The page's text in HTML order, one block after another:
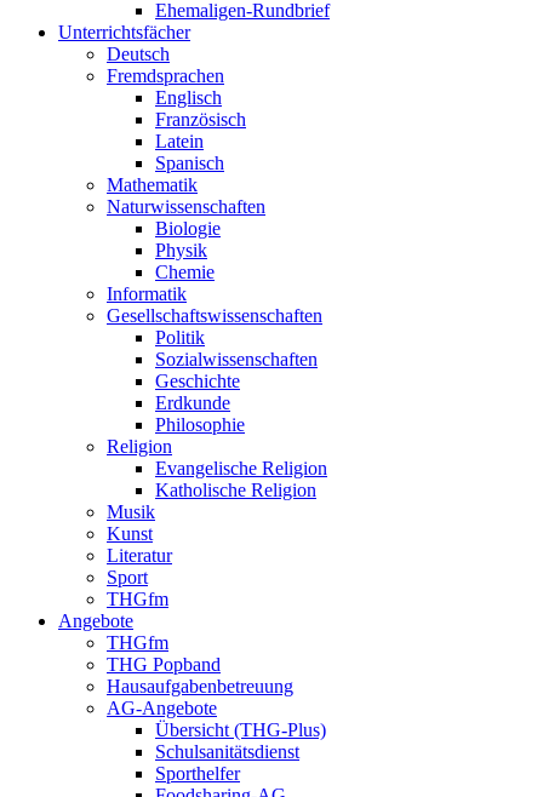
Ehemaligen-Rundbrief
Unterrichtsfächer
Deutsch
Fremdsprachen
Englisch
Französisch
Latein
Spanisch
Mathematik
Naturwissenschaften
Biologie
Physik
Chemie
Informatik
Gesellschaftswissenschaften
Politik
Sozialwissenschaften
Geschichte
Erdkunde
Philosophie
Religion
Evangelische Religion
Katholische Religion
Musik
Kunst
Literatur
Sport
THGfm
Angebote
THGfm
THG Popband
Hausaufgabenbetreuung
AG-Angebote
Übersicht (THG-Plus)
Schulsanitätsdienst
Sporthelfer